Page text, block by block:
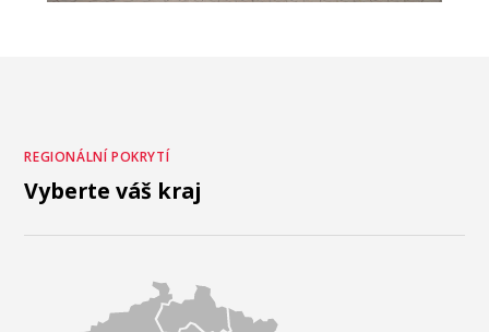
REGIONÁLNÍ POKRYTÍ
Vyberte váš kraj